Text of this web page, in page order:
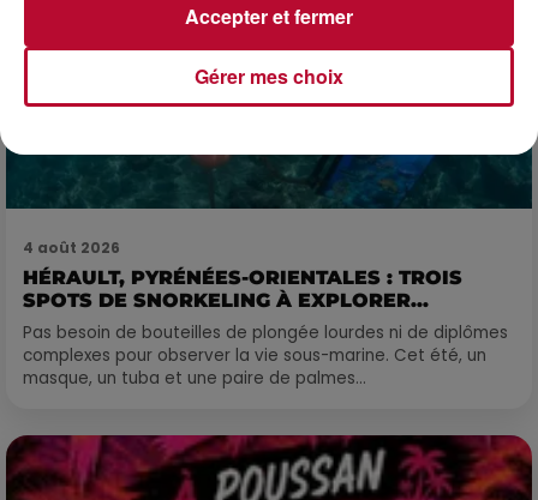
4 août 2026
HÉRAULT, PYRÉNÉES-ORIENTALES : TROIS
SPOTS DE SNORKELING À EXPLORER...
Pas besoin de bouteilles de plongée lourdes ni de diplômes
complexes pour observer la vie sous-marine. Cet été, un
masque, un tuba et une paire de palmes...
Gérer mes choix
Accepter et fermer